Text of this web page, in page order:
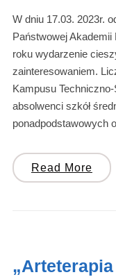
W dniu 17.03. 2023r.
Państwowej
roku wydarzenie
zainteresowaniem.
Kampusu
absolwenci szkół
ponadpodstawowych
Read More